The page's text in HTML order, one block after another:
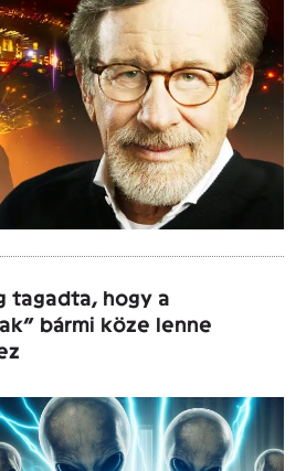
tagadta, hogy a
bármi köze lenne